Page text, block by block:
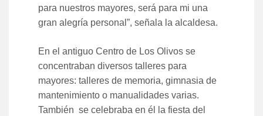
para nuestros mayores, será para mi una
gran alegría personal”, señala la alcaldesa.
En el antiguo Centro de Los Olivos se
concentraban diversos talleres para
mayores: talleres de memoria, gimnasia de
mantenimiento o manualidades varias.
También se celebraba en él la fiesta del